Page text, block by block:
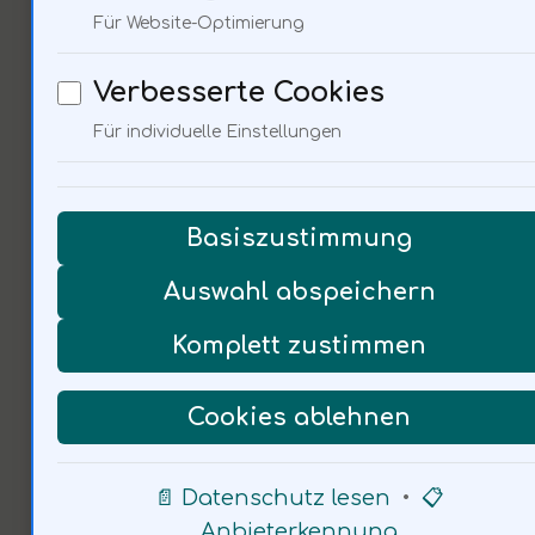
technologischen Entwicklungen
ausgeschlossen. Das kann das
Selbstwertgefühl
beeinträchtigen. Wir müssen
Wege finden, um das Gefühl der
Zugehörigkeit zu fördern. Wie
können wir die Gemeinschaft
stärken, um gemeinsam
Lösungen zu finden?
Für Website-Optimierung
Verbesserte Cookies
Für individuelle Einstellungen
Basiszustimmung
Auswahl abspeichern
Komplett zustimmen
Cookies ablehnen
📄 Datenschutz lesen • 📋